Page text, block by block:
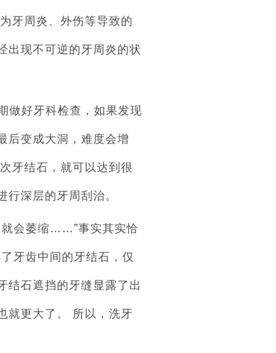
牙周炎、外伤等导致的
出现不可逆的牙周炎的状
做好牙科检查，如果发现
后变成大洞，难度会增
牙结石，就可以达到很
行深层的牙周刮治。
会萎缩……”事实其实恰
牙齿中间的牙结石，仅
结石遮挡的牙缝显露了出
就更大了。 所以，洗牙